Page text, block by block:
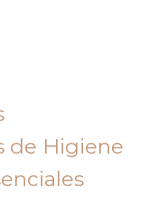
de Higiene